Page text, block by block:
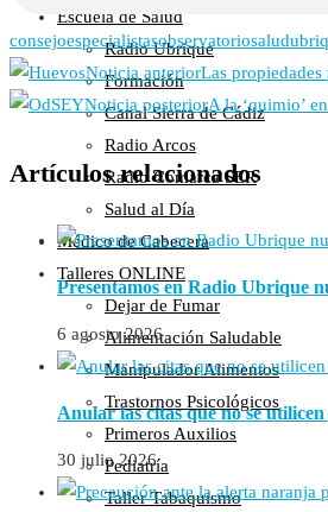
Escuela de Salud
Radio Ubrique
Formación
Canal Sierra de Cádiz
Radio Arcos
Radio Comarca SER
Salud al Día
Médico de Cabecera
Talleres ONLINE
Dejar de Fumar
Alimentación Saludable
Manipulador Alimentos
Trastornos Psicológicos
Primeros Auxilios
Pediatría
Taller Tabaquismo
consejoespecialistasobservatoriosalud
Noticia anteriorLas
Noticia posteriorA la ‘quimio’
Artículos relacionados
Presentamos en Radio Ubrique
6 agosto 2026
Anular las citas que no se
30 julio 2026